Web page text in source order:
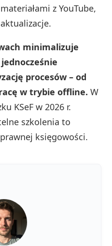
z YouTube,
minimalizuje
procesów – od
w trybie offline. W
KSeF w 2026 r.
szkolenia to
księgowości.